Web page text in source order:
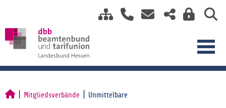
Mitgliedsverbände Unmittelbare